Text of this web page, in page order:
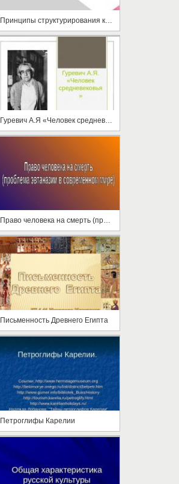
Право человека на смерть (проблема эвтаназии в современном мире)
Письменность Древнего Египта
Петроглифы Карелии